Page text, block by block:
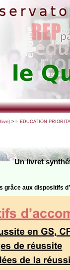
> I- EDUCATION
Un livret
aux dispositifs